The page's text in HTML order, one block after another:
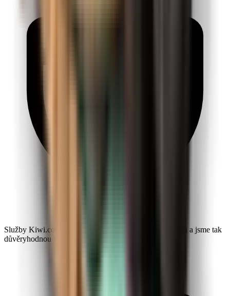
Služby Kiwi.com využilo už přes 10 milionů cestovatelů a jsme tak
důvěryhodnou volbou po celém světě.